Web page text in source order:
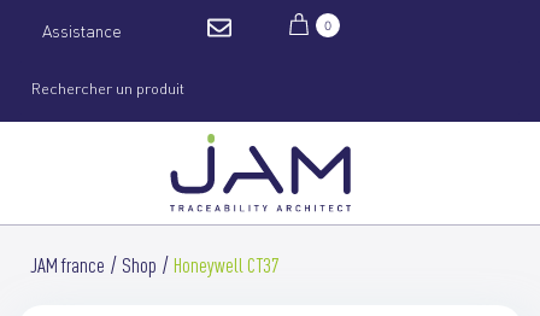
Assistance 0
JAM france Shop Honeywell CT37